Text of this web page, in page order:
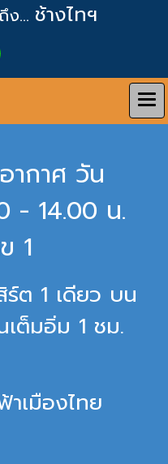
ง... ช้างไทฯ
ากาศ วัน
- 14.00 น.
1
ร์ต 1 เดียว บน
ต็มอิ่ม 1 ชม.
เมืองไทย